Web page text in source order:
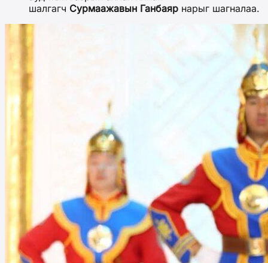
шалгагч Сурмаажавын Ганбаяр нарыг шагналаа.